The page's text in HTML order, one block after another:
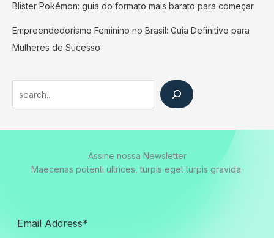
Blister Pokémon: guia do formato mais barato para começar
Empreendedorismo Feminino no Brasil: Guia Definitivo para
Mulheres de Sucesso
Assine nossa Newsletter
Maecenas potenti ultrices, turpis eget turpis gravida.